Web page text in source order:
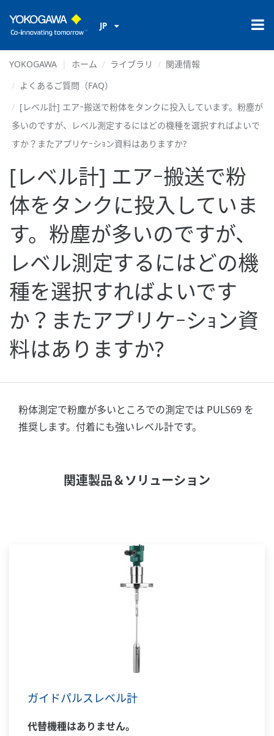
JP
YOKOGAWA ホーム ライブラリ
関連情報
よくあるご質問（FAQ）
[レベル計] エアｰ搬送で粉体をタンクに投入しています。粉塵が
多いのですが、レベル測定するにはどの機種を選択すればよいで
すか？またアプリケｰシｮン資料はありますか?
[レベル計] エアｰ搬送で粉
体をタンクに投入していま
す。粉塵が多いのですが、
レベル測定するにはどの機
種を選択すればよいです
か？またアプリケｰシｮン資
料はありますか?
粉体測定で粉塵が多いところでの測定では PULS69 を
推奨します。付着にも強いレベル計です。
関連製品＆ソリューション
ガイドパルスレベル計
代替機種はありません。